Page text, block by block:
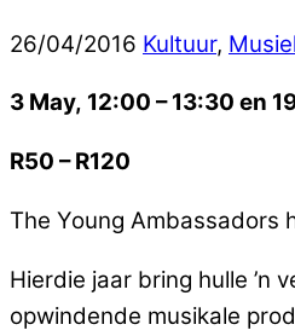
26/04/2016 Kultuur,
3 May, 12:00 – 13:30 en
R50 – R120
The Young Ambassadors
Hierdie jaar bring hulle ’n
opwindende musikale